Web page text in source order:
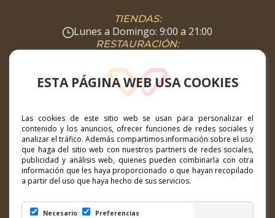
ESTA PÁGINA WEB USA COOKIES
Las cookies de este sitio web se usan para personalizar el
contenido y los anuncios, ofrecer funciones de redes sociales y
analizar el tráfico. Además compartimos información sobre el uso
que haga del sitio web con nuestros partners de redes sociales,
publicidad y análisis web, quienes pueden combinarla con otra
información que les haya proporcionado o que hayan recopilado
a partir del uso que haya hecho de sus servicios.
Necesario Preferencias
TIENDAS:
Lunes a Domingo: 9:00 a 21:00
RESTAURACIÓN:
SUPERMERCADO:
Lunes a Domingo: 8:00 a 22:00
Calle Hibisco nº1, 35660 Corralejo, Fuerteventura
CONTACTO